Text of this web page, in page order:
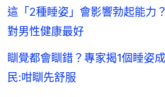
這「2種睡姿」會影響勃起能力
對男性健康最好
瞓覺都會瞓錯？專家揭1個睡姿
民:咁瞓先舒服